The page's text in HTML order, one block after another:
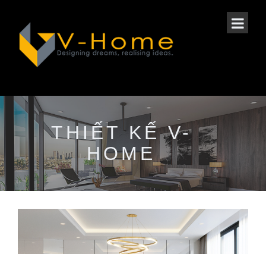
THIẾT KẾ V-
HOME